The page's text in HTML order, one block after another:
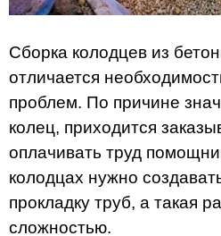
Сборка колодцев из
отличается
проблем. По причине
колец, приходится
оплачивать труд
колодцах нужно
прокладку труб, а такая
сложностью.